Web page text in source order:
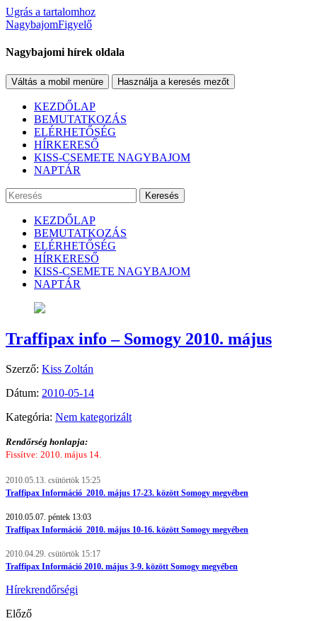
Ugrás a tartalomhoz
NagybajomFigyelő
Nagybajomi hírek oldala
Váltás a mobil menüre Használja a keresés mezőt
KEZDŐLAP
BEMUTATKOZÁS
ELÉRHETŐSÉG
HÍRKERESŐ
KISS-CSEMETE NAGYBAJOM
NAPTÁR
Keresés
KEZDŐLAP
BEMUTATKOZÁS
ELÉRHETŐSÉG
HÍRKERESŐ
KISS-CSEMETE NAGYBAJOM
NAPTÁR
Traffipax info – Somogy 2010. május
Szerző: Kiss Zoltán
Dátum: 2010-05-14
Kategória: Nem kategorizált
Rendőrség honlapja:
Fissítve: 2010. május 14.
2010.05.13. csütörtök 15:25
Traffipax Információ 2010. május 17-23. között Somogy megyében
2010.05.07. péntek 13:03
Traffipax Információ 2010. május 10-16. között Somogy megyében
2010.04.29. csütörtök 15:17
Traffipax Információ 2010. május 3-9. között Somogy megyében
Hírekrendőrségi
Előző